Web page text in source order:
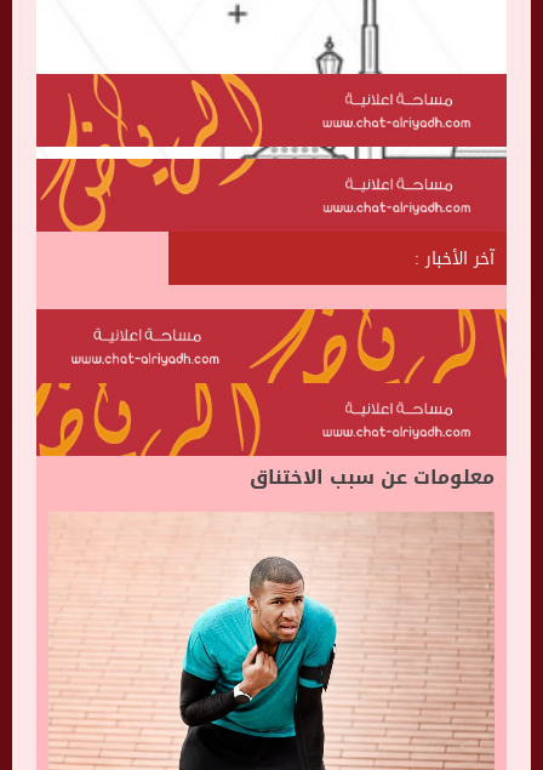
آخر الأخبار :
معلومات عن سبب الاختناق